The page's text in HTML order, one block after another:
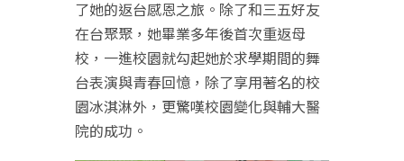
了她的返台感恩之旅。除了和三五好友
在台聚聚，她畢業多年後首次重返母
校，一進校園就勾起她於求學期間的舞
台表演與青春回憶，除了享用著名的校
園冰淇淋外，更驚嘆校園變化與輔大醫
院的成功。